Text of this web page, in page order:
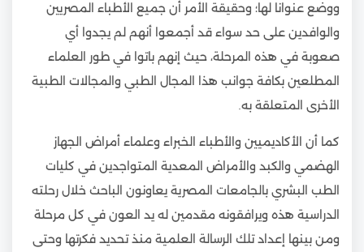
ووضع عنوانا لها؛ وحقيقة الأمر أن جميع الأطباء المصريين
والوافدين على حد سواء قد أجمعوا أنهم لم يجدوا أي
صعوبة في هذه المرحلة، حيث إنهم باتوا في طور العلماء
المطلعين بكافة جوانب هذا المجال الطبي والمجالات الطبية
الأخرى المتعلقة به.
كما أن الأكاديميين والأطباء الخبراء وعلماء أمراض الجهاز
الهضمي والكبد والأمراض المعدية المتواجدين في كليات
الطب البشري بالجامعات المصرية يعاونون الباحث خلال رحلته
الدراسية هذه ويرافقونه مقدمين له يد العون في كل مرحلة
ومن بينها إعداد تلك الرسالة العلمية منذ تحديد فكرتها وحتى